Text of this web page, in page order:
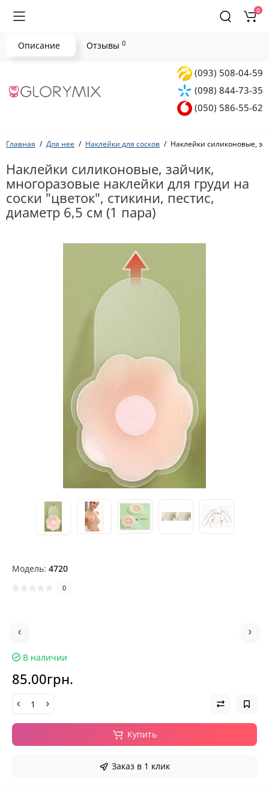
(093) 508-04-59
(098) 844-73-35
(050) 586-55-62
0
Главная Для нее Наклейки для сосков Наклейки силиконовые,
Наклейки силиконовые, зайчик,
многоразовые наклейки для груди на
соски "цветок", стикини, пестис,
диаметр 6,5 см (1 пара)
Модель: 4720
0
В наличии
85.00грн.
Купить
Заказ в 1 клик
Описание Отзывы 0